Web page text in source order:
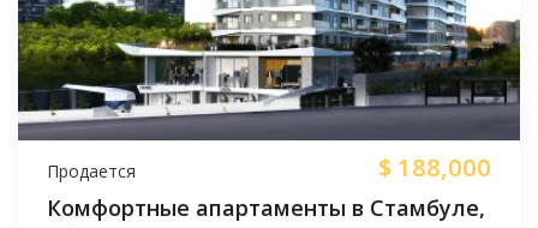
Продается $ 188,000
Комфортные апартаменты в Стамбуле,